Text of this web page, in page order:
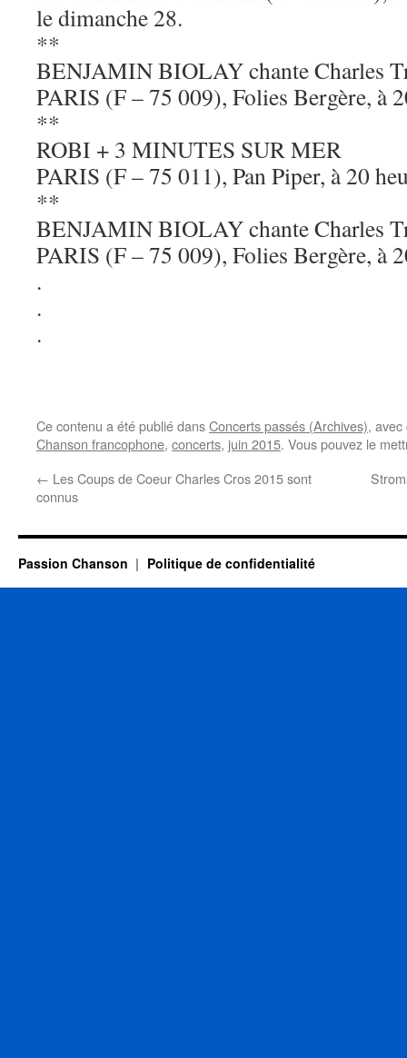
le dimanche 28.
**
BENJAMIN BIOLAY chante Charles
PARIS (F – 75 009), Folies Bergère, à
**
ROBI + 3 MINUTES SUR MER
PARIS (F – 75 011), Pan Piper, à 20
**
BENJAMIN BIOLAY chante Charles
PARIS (F – 75 009), Folies Bergère, à
.
.
.
Ce contenu a été publié dansConcerts passés (Archives),
Chanson francophone, concerts, juin 2015. Vous pouvez le
← Les Coups de Coeur Charles Cros 2015 sont
connus
Passion Chanson Politique de confidentialité